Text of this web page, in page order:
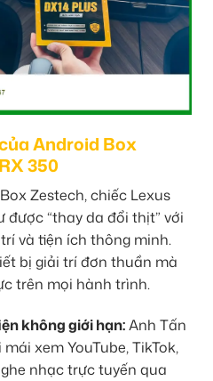
Android Box
350
Zestech, chiếc Lexus
được “thay da đổi thịt” với
và tiện ích thông minh.
bị giải trí đơn thuần mà
trên mọi hành trình.
không giới hạn:Anh Tấn
xem YouTube, TikTok,
nhạc trực tuyến qua